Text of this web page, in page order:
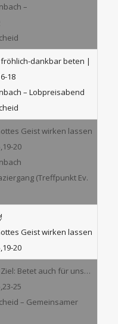
–
dankbar beten |
18
– Lobpreisabend
Geist wirken lassen
20
(Treffpunkt Ev.
Geist wirken lassen
20
Betet auch für uns…
25
– Gemeinsamer